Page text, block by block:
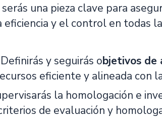
una pieza clave para
y el control en todas
Definirás y seguirás objetivos de
eficiente y alineada con
la homologación e
de evaluación y